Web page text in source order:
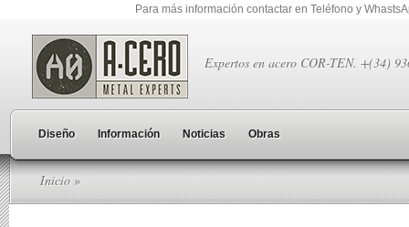
Para más información contactar en Teléfono y
Expertos en acero COR-TEN. +(34)
Diseño Información Noticias Obras
Inicio »